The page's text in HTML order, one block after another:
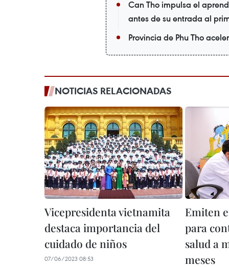
Can Tho impulsa el
antes de su entrada al
Provincia de Phu Tho
NOTICIAS RELACIONADAS
Vicepresidenta vietnamita
destaca importancia del
cuidado de niños
07/06/2023 08:53
Emiten
para
salud a
meses